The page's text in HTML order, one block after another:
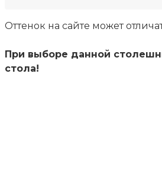
Оттенок на сайте может
При выборе данной
стола!